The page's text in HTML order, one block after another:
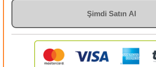
Şimdi Satın Al